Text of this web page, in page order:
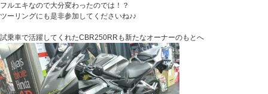
フルエキなので大分変わったのでは！？
ツーリングにも是非参加してくださいね♪♪
試乗車で活躍してくれたCBR250RRも新たなオーナーのもとへ